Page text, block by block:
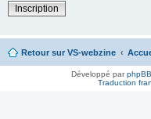
Inscription
Retour sur VS-webzine
Développé parphpBB
Traduction